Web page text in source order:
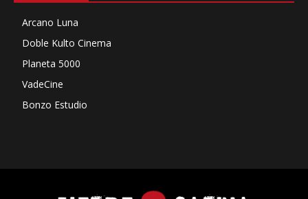
Arcano Luna
Doble Kulto Cinema
Planeta 5000
VadeCine
Bonzo Estudio